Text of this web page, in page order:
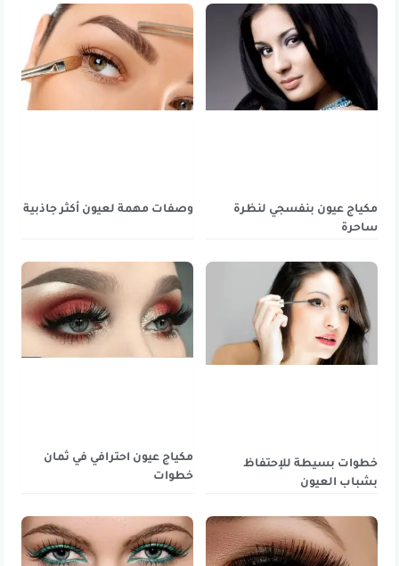
مكياج عيون بنفسجي لنظرة
ساحرة
وصفات مهمة لعيون أكثر جاذبية
خطوات بسيطة للإحتفاظ
بشباب العيون
مكياج عيون احترافي في ثمان
خطوات